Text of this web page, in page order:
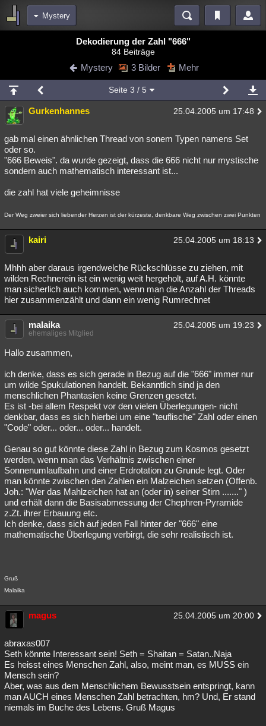
Mystery
Blogs
Chat Wiki Neuigkeiten
meine Rubriken
Menschen Wissenschaft Mystery Kriminalfälle
Spiritualität Verschwörungen Technologie Ufologie
Natur Umfragen Unterhaltung
Philosophie Träume Orte
Astronomie Helpdesk Gruppen Gaming Filme
Musik Allmystery English
Besucht Teilgenommen Alle Neue Geschlossen
Lesenswert Schlüsselwörter
Dekodierung der Zahl "666"
84 Beiträge
Mystery 3 Bilder Mehr
Seite 3 / 5
Gurkenhannes 25.04.2005 um 17:48
gab mal einen ähnlichen Thread von sonem Typen namens Set
oder so.
"666 Beweis". da wurde gezeigt, dass die 666 nicht nur mystische
sondern auch mathematisch interessant ist...
die zahl hat viele geheimnisse
Der Weg zweier sich liebender Herzen ist der kürzeste, denkbare Weg zwischen zwei Punkten
kairi 25.04.2005 um 18:13
Mhhh aber daraus irgendwelche Rückschlüsse zu ziehen, mit
wilden Rechnerein ist ein wenig weit hergeholt, auf A.H. könnte
man sicherlich auch kommen, wenn man die Anzahl der Threads
hier zusammenzählt und dann ein wenig Rumrechnet
malaika 25.04.2005 um 19:23
ehemaliges Mitglied
Hallo zusammen,
ich denke, dass es sich gerade in Bezug auf die "666" immer nur
um wilde Spukulationen handelt. Bekanntlich sind ja den
menschlichen Phantasien keine Grenzen gesetzt.
Es ist -bei allem Respekt vor den vielen Überlegungen- nicht
denkbar, dass es sich hierbei um eine "teuflische" Zahl oder einen
"Code" oder... oder... oder... handelt.
Genau so gut könnte diese Zahl in Bezug zum Kosmos gesetzt
werden, wenn man das Verhältnis zwischen einer
Sonnenumlaufbahn und einer Erdrotation zu Grunde legt. Oder
man könnte zwischen den Zahlen ein Malzeichen setzen (Offenb.
Joh.: "Wer das Mahlzeichen hat an (oder in) seiner Stirn ......." )
und erhält dann die Basisabmessung der Chephren-Pyramide
z.Zt. ihrer Erbauung etc.
Ich denke, dass sich auf jeden Fall hinter der "666" eine
mathematische Überlegung verbirgt, die sehr realistisch ist.
Gruß
Malaika
magus 25.04.2005 um 20:00
abraxas007
Seth könnte Interessant sein! Seth = Shaitan = Satan..Naja
Es heisst eines Menschen Zahl, also, meint man, es MUSS ein
Mensch sein?
Aber, was aus dem Menschlichem Bewusstsein entspringt, kann
man AUCH eines Menschen Zahl betrachten, hm? Und, Er stand
niemals im Buche des Lebens. Gruß Magus